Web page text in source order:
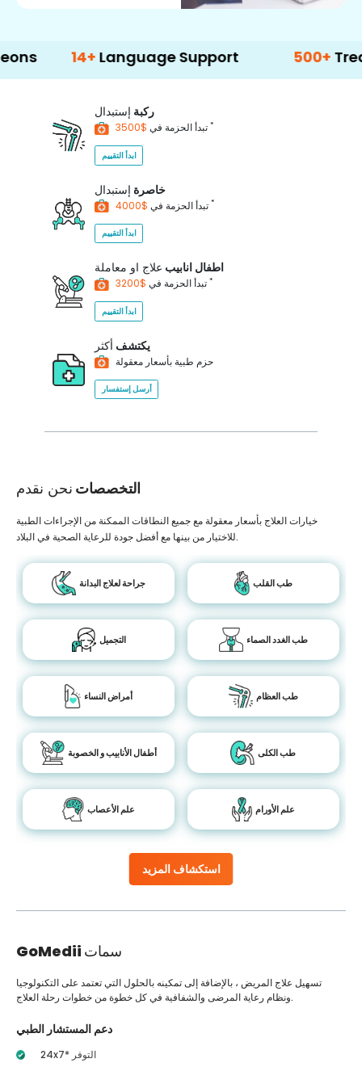
14+ Language Support 500+
ركبة إستبدال
تبدأ الحزمة في *
ابدأ التقييم
خاصرة إستبدال
تبدأ الحزمة في *
ابدأ التقييم
اطفال انابيب علاج او معاملة
تبدأ الحزمة في *
ابدأ التقييم
يكتشف أكثر
حزم طبية بأسعار معقولة
أرسل إستفسار
التخصصات نحن نقدم
استكشاف المزيد
خيارات العلاج بأسعار معقولة مع جميع النطاقات الممكنة من الإجراءات الطبية
للاختيار من بينها مع أفضل جودة للرعاية الصحية في البلاد.
جراحة لعلاج البدانة طب القلب
التجميل طب الغدد الصماء
أمراض النساء طب العظام
أطفال الأنابيب و الخصوبة طب الكلى
علم الأعصاب علم الأورام
GoMedii سمات
تسهيل علاج المريض ، بالإضافة إلى تمكينه بالحلول التي تعتمد على التكنولوجيا
ونظام رعاية المرضى والشفافية في كل خطوة من خطوات رحلة العلاج.
دعم المستشار الطبي
24x7* التوفر